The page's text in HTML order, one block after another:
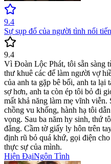
9.4
Sự sụp đổ của người tình nổi
9.4
Vì Đoàn Lộc Phát, tôi sẵn sàng
thư khuê các để làm người vợ
của anh ta gặp bê bối, anh ta
sợ hơn, anh ta còn ép tôi bỏ đi
mất khả năng làm mẹ vĩnh viễn.
chồng vu khống, hành hạ tôi
vọng. Sau ba năm hy sinh, thứ
đắng. Cầm tờ giấy ly hôn trên
định rũ bỏ quá khứ, gọi điện
thực sự của mình.
Hiện ĐạiNgôn Tình